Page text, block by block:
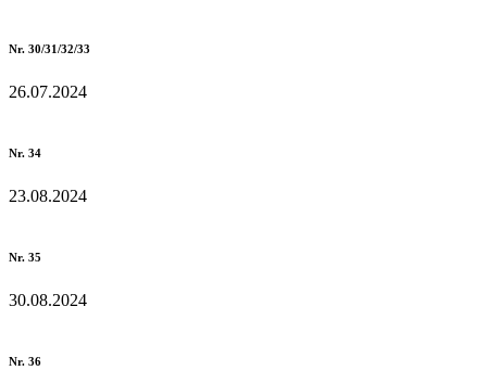
Nr. 30/31/32/33
26.07.2024
Nr. 34
23.08.2024
Nr. 35
30.08.2024
Nr. 36